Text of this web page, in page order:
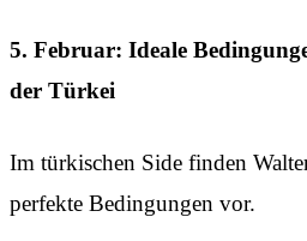
5. Februar: Ideale
der Türkei
Im türkischen Side finden
perfekte Bedingungen vor.